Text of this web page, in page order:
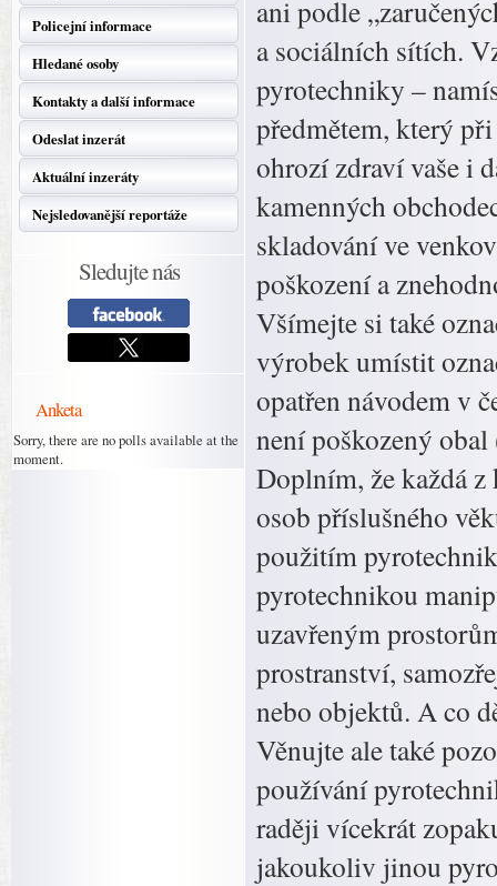
Policejní informace
Hledané osoby
Kontakty a další informace
Odeslat inzerát
Aktuální inzeráty
Nejsledovanější reportáže
Sledujte nás
Anketa
Sorry, there are no polls available at the
moment.
ani podle
a sociálních sítích.
pyrotechniky –
předmětem, který
ohrozí zdraví vaše i
kamenných
skladování ve
poškození a
Všímejte si také
výrobek umístit
opatřen návodem v
není poškozený
Doplním, že každá
osob příslušného
použitím
pyrotechnikou
uzavřeným
prostranství,
nebo objektů. A co
Věnujte ale také
používání
raději vícekrát
jakoukoliv jinou